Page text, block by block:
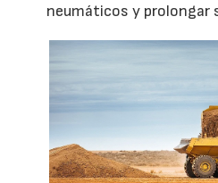
neumáticos y prolongar